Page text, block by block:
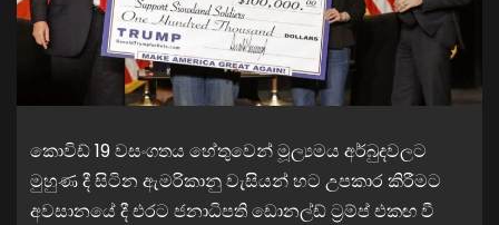
කොවිඩ් 19 වසංගතය හේතුවෙන් මූල්‍යමය අර්බුදවලට
මුහුණ දී සිටින ඇමරිකානු වැසියන් හට උපකාර කිරීමට
අවසානයේ දී එරට ජනාධිපති ඩොනල්ඩ් ට්‍රම්ප් එකඟ වී